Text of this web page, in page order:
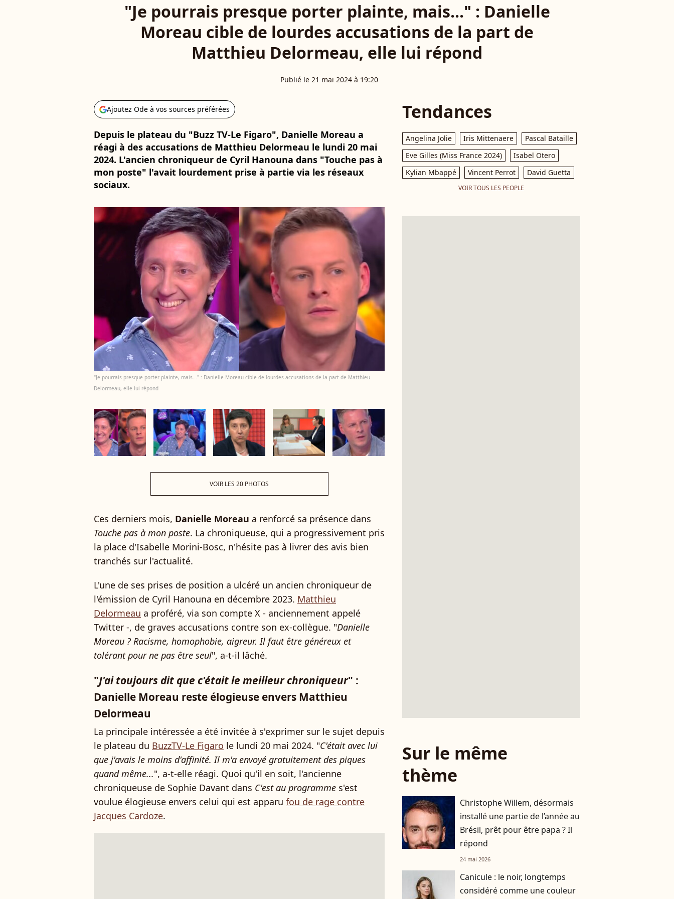
"Je pourrais presque porter plainte, mais..." : Danielle
Moreau cible de lourdes accusations de la part de
Matthieu Delormeau, elle lui répond
Publié le 21 mai 2024 à 19:20
Ajoutez Ode à vos sources préférées
Depuis le plateau du "Buzz TV-Le Figaro", Danielle Moreau a
réagi à des accusations de Matthieu Delormeau le lundi 20 mai
2024. L'ancien chroniqueur de Cyril Hanouna dans "Touche pas à
mon poste" l'avait lourdement prise à partie via les réseaux
sociaux.
"Je pourrais presque porter plainte, mais..." : Danielle Moreau cible de lourdes accusations de la part de Matthieu
Delormeau, elle lui répond
VOIR LES 20 PHOTOS
Ces derniers mois, Danielle Moreau a renforcé sa présence dans
Touche pas à mon poste. La chroniqueuse, qui a progressivement pris
la place d'Isabelle Morini-Bosc, n'hésite pas à livrer des avis bien
tranchés sur l'actualité.
L'une de ses prises de position a ulcéré un ancien chroniqueur de
l'émission de Cyril Hanouna en décembre 2023. Matthieu
Delormeau a proféré, via son compte X - anciennement appelé
Twitter -, de graves accusations contre son ex-collègue. "Danielle
Moreau ? Racisme, homophobie, aigreur. Il faut être généreux et
tolérant pour ne pas être seul", a-t-il lâché.
"J'ai toujours dit que c'était le meilleur chroniqueur" :
Danielle Moreau reste élogieuse envers Matthieu
Delormeau
La principale intéressée a été invitée à s'exprimer sur le sujet depuis
le plateau du BuzzTV-Le Figaro le lundi 20 mai 2024. "C'était avec lui
que j'avais le moins d'affinité. Il m'a envoyé gratuitement des piques
quand même...", a-t-elle réagi. Quoi qu'il en soit, l'ancienne
chroniqueuse de Sophie Davant dans C'est au programme s'est
voulue élogieuse envers celui qui est apparu fou de rage contre
Jacques Cardoze.
Tendances
Angelina Jolie Iris Mittenaere
Pascal Bataille
Eve Gilles (Miss France 2024)
Isabel Otero
Kylian Mbappé
Vincent Perrot David Guetta
VOIR TOUS LES PEOPLE
Sur le même
thème
Christophe Willem, désormais
installé une partie de l’année au
Brésil, prêt pour être papa ? Il
répond
24 mai 2026
Canicule : le noir, longtemps
considéré comme une couleur